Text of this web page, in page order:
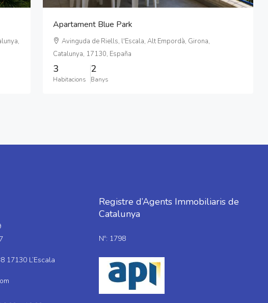
Apartament Blue Park
Avinguda de Riells, l'Escala, Alt Empordà, Girona,
Catalunya, 17130, España
3
Habitacions
2
Banys
17130 L’Escala
Registre d’Agents Immobiliaris de
Catalunya
Nº: 1798